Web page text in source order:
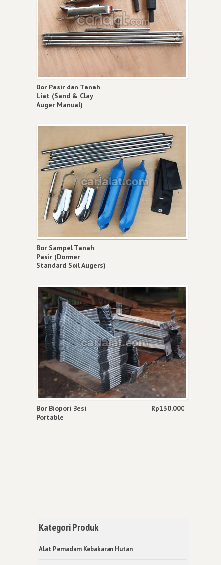
Bor Pasir dan Tanah
Liat (Sand & Clay
Auger Manual)
Bor Sampel Tanah
Pasir (Dormer
Standard Soil Augers)
Bor Biopori Besi
Portable
Rp130.000
Kategori Produk
Alat Pemadam Kebakaran Hutan